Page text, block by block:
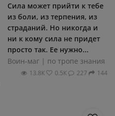
Сила может прийти к тебе
из боли, из терпения, из
страданий. Но никогда и
ни к кому сила не придет
просто так. Ее нужно...
Воин-маг | по тропе знания
13.8К 0.5К 227 144